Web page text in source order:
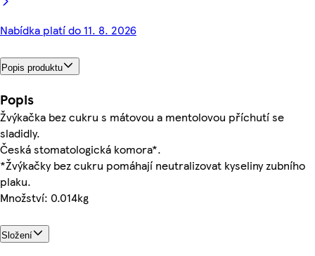
Nabídka platí do 11. 8. 2026
Popis produktu
Popis
Žvýkačka bez cukru s mátovou a mentolovou příchutí se
sladidly.
Česká stomatologická komora*.
*Žvýkačky bez cukru pomáhají neutralizovat kyseliny zubního
plaku.
Množství: 0.014kg
Složení